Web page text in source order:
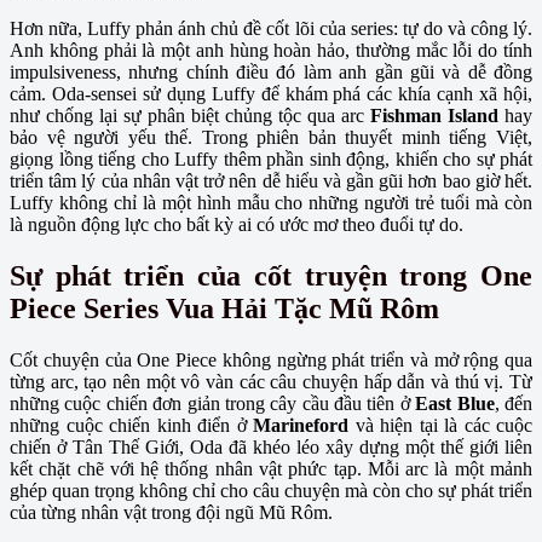
Hơn nữa, Luffy phản ánh chủ đề cốt lõi của series: tự do và công lý.
Anh không phải là một anh hùng hoàn hảo, thường mắc lỗi do tính
impulsiveness, nhưng chính điều đó làm anh gần gũi và dễ đồng
cảm. Oda-sensei sử dụng Luffy để khám phá các khía cạnh xã hội,
như chống lại sự phân biệt chủng tộc qua arc Fishman Island hay
bảo vệ người yếu thế. Trong phiên bản thuyết minh tiếng Việt,
giọng lồng tiếng cho Luffy thêm phần sinh động, khiến cho sự phát
triển tâm lý của nhân vật trở nên dễ hiểu và gần gũi hơn bao giờ hết.
Luffy không chỉ là một hình mẫu cho những người trẻ tuổi mà còn
là nguồn động lực cho bất kỳ ai có ước mơ theo đuổi tự do.
Sự phát triển của cốt truyện trong One
Piece Series Vua Hải Tặc Mũ Rôm
Cốt chuyện của One Piece không ngừng phát triển và mở rộng qua
từng arc, tạo nên một vô vàn các câu chuyện hấp dẫn và thú vị. Từ
những cuộc chiến đơn giản trong cây cầu đầu tiên ởEast Blue, đến
những cuộc chiến kinh điển ở Marineford và hiện tại là các cuộc
chiến ở Tân Thế Giới, Oda đã khéo léo xây dựng một thế giới liên
kết chặt chẽ với hệ thống nhân vật phức tạp. Mỗi arc là một mảnh
ghép quan trọng không chỉ cho câu chuyện mà còn cho sự phát triển
của từng nhân vật trong đội ngũ Mũ Rôm.